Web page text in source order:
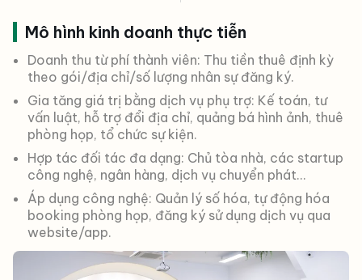
Mô hình kinh doanh thực tiễn
Doanh thu từ phí thành viên: Thu tiền thuê định kỳ
theo gói/địa chỉ/số lượng nhân sự đăng ký.
Gia tăng giá trị bằng dịch vụ phụ trợ: Kế toán, tư
vấn luật, hỗ trợ đổi địa chỉ, quảng bá hình ảnh, thuê
phòng họp, tổ chức sự kiện.
Hợp tác đối tác đa dạng: Chủ tòa nhà, các startup
công nghệ, ngân hàng, dịch vụ chuyển phát…
Áp dụng công nghệ: Quản lý số hóa, tự động hóa
booking phòng họp, đăng ký sử dụng dịch vụ qua
website/app.